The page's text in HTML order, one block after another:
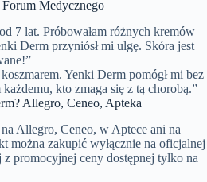
Medycznego
7 lat. Próbowałam różnych kremów
Derm przyniósł mi ulgę. Skóra jest
koszmarem. Yenki Derm pomógł mi bez
kto zmaga się z tą chorobą.”
Allegro, Ceneo, Apteka
Allegro, Ceneo, w Aptece ani na
można zakupić wyłącznie na oficjalnej
z promocyjnej ceny dostępnej tylko na